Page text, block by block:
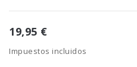
19,95 €
Impuestos incluidos